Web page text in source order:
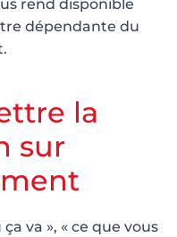
rend disponible
dépendante du
la
sur
va », « ce que vous